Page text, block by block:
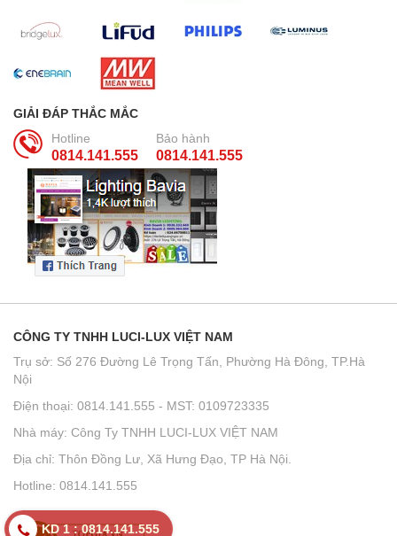
GIẢI ĐÁP THẮC MẮC
Hotline
0814.141.555
Bảo hành
0814.141.555
CÔNG TY TNHH LUCI-LUX VIỆT NAM
Trụ sở: Số 276 Đường Lê Trọng Tấn, Phường Hà Đông, TP.Hà
Nội
Điện thoại: 0814.141.555 - MST: 0109723335
Nhà máy: Công Ty TNHH LUCI-LUX VIỆT NAM
Địa chỉ: Thôn Đồng Lư, Xã Hưng Đạo, TP Hà Nội.
Hotline: 0814.141.555
KD 1 : 0814.141.555